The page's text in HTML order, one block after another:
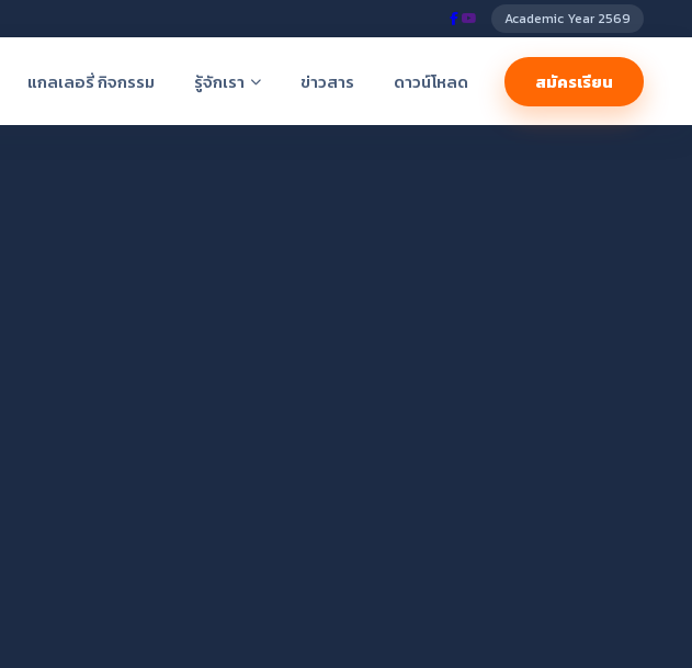
Academic Year 2569
แกลเลอรี่ กิจกรรม รู้จักเรา ข่าวสาร ดาวน์โหลด สมัครเรียน